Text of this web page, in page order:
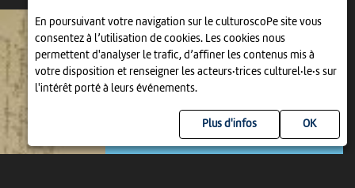
En poursuivant votre navigation sur le culturoscoPe site vous
consentez à l’utilisation de cookies. Les cookies nous
permettent d'analyser le trafic, d’affiner les contenus mis à
votre disposition et renseigner les acteurs·trices culturel·le·s sur
l'intérêt porté à leurs événements.
Plus d'infos
LES LETTRES DE ROBERT WALSER